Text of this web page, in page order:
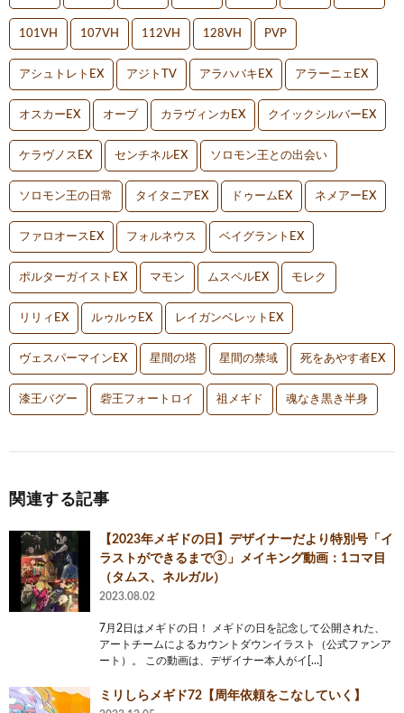
101VH 107VH 112VH 128VH PVP
アシュトレトEX アジトTV アラハバキEX アラーニェEX
オスカーEX オーブ カラヴィンカEX クイックシルバーEX
ケラヴノスEX センチネルEX ソロモン王との出会い
ソロモン王の日常 タイタニアEX ドゥームEX ネメアーEX
ファロオースEX フォルネウス ベイグラントEX
ポルターガイストEX マモン ムスペルEX モレク
リリィEX ルゥルゥEX レイガンベレットEX
ヴェスパーマインEX 星間の塔 星間の禁域 死をあやす者EX
漆王バグー 砦王フォートロイ 祖メギド 魂なき黒き半身
関連する記事
【2023年メギドの日】デザイナーだより特別号「イ
ラストができるまで③」メイキング動画：1コマ目
（タムス、ネルガル）
2023.08.02
7月2日はメギドの日！ メギドの日を記念して公開された、
アートチームによるカウントダウンイラスト（公式ファンア
ート）。 この動画は、デザイナー本人がイ[…]
ミリしらメギド72【周年依頼をこなしていく】